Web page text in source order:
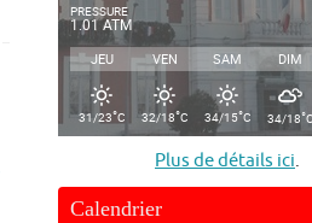
PRESSURE
1.01 ATM
JEU VEN SAM DIM
31/23°C 32/18°C 34/15°C 34/18°C
Plus de détails ici.
Calendrier